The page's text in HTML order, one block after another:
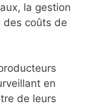
la gestion
des coûts de
en
de leurs